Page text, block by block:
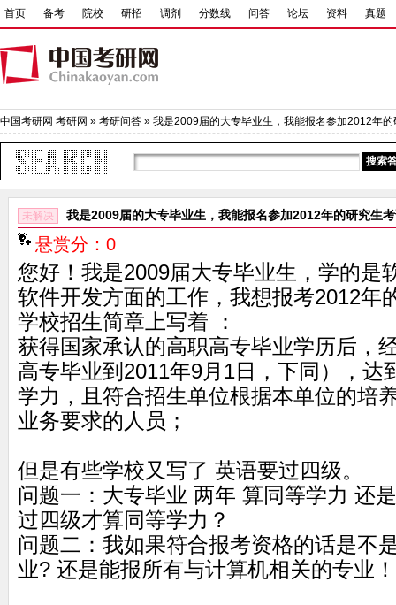
首页 备考 院校 研招 调剂 分数线 问答 论坛 资料 真题
中国考研网 考研网 » 考研问答 » 我是2009届的大专毕业生，我能报名参加2012年的
未解决 我是2009届的大专毕业生，我能报名参加2012年的研究生
悬赏分：0
您好！我是2009届大专毕业生，学的是
软件开发方面的工作，我想报考2012年
学校招生简章上写着 ：
获得国家承认的高职高专毕业学历后，
高专毕业到2011年9月1日，下同），达
学力，且符合招生单位根据本单位的培
业务要求的人员；
但是有些学校又写了 英语要过四级。
问题一：大专毕业 两年 算同等学力 还
过四级才算同等学力？
问题二：我如果符合报考资格的话是不
业? 还是能报所有与计算机相关的专业！